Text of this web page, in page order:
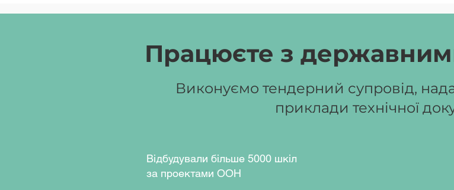
на пластикових направляючих.
Стіл 6-кутний без регулювання кута нахилу стільниці
Габаритні розміри столу: 700х550х640-820 мм.Вага:11,5
Основні параметри та габаритні розміри столу
Стіл може регулюватися по висоті:
640 мм (№4);
Працюєте з
Виконуємо тендерний супровід,
приклади технічної
Відбудували більше 5000 шкіл
за проектами ООН